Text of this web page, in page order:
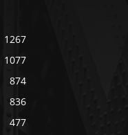
1267
1077
874
836
477